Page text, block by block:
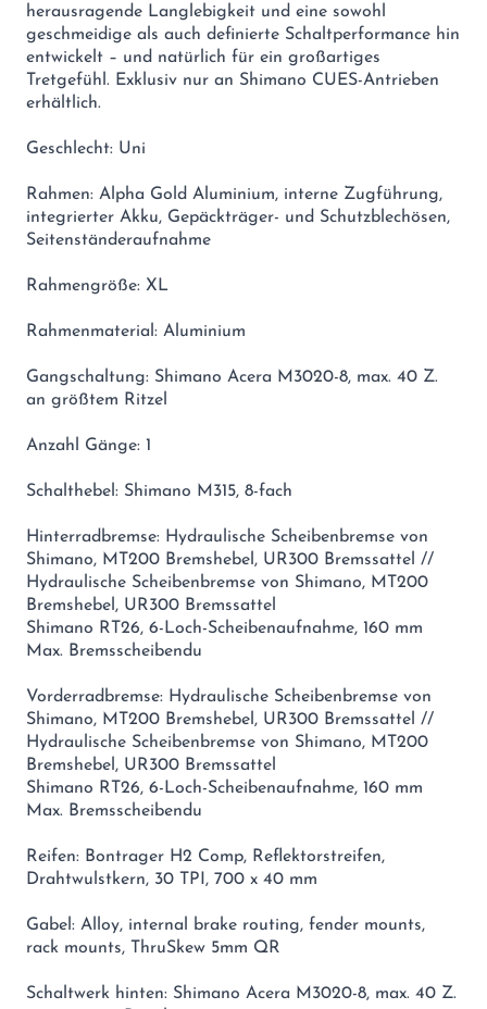
herausragende Langlebigkeit und eine sowohl
geschmeidige als auch definierte Schaltperformance hin
entwickelt – und natürlich für ein großartiges
Tretgefühl. Exklusiv nur an Shimano CUES-Antrieben
erhältlich.
Geschlecht: Uni
Rahmen: Alpha Gold Aluminium, interne Zugführung,
integrierter Akku, Gepäckträger- und Schutzblechösen,
Seitenständeraufnahme
Rahmengröße: XL
Rahmenmaterial: Aluminium
Gangschaltung: Shimano Acera M3020-8, max. 40 Z.
an größtem Ritzel
Anzahl Gänge: 1
Schalthebel: Shimano M315, 8-fach
Hinterradbremse: Hydraulische Scheibenbremse von
Shimano, MT200 Bremshebel, UR300 Bremssattel //
Hydraulische Scheibenbremse von Shimano, MT200
Bremshebel, UR300 Bremssattel
Shimano RT26, 6-Loch-Scheibenaufnahme, 160 mm
Max. Bremsscheibendu
Vorderradbremse: Hydraulische Scheibenbremse von
Shimano, MT200 Bremshebel, UR300 Bremssattel //
Hydraulische Scheibenbremse von Shimano, MT200
Bremshebel, UR300 Bremssattel
Shimano RT26, 6-Loch-Scheibenaufnahme, 160 mm
Max. Bremsscheibendu
Reifen: Bontrager H2 Comp, Reflektorstreifen,
Drahtwulstkern, 30 TPI, 700 x 40 mm
Gabel: Alloy, internal brake routing, fender mounts,
rack mounts, ThruSkew 5mm QR
Schaltwerk hinten: Shimano Acera M3020-8, max. 40 Z.